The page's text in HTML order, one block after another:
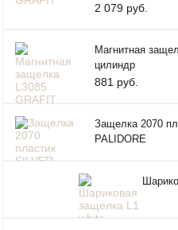
2 079 руб.
Магнитная
цилиндр
881 руб.
Защелка 2070
PALIDORE